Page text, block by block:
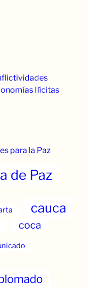
Ilícitas
para la Paz
de Paz
cauca
coca